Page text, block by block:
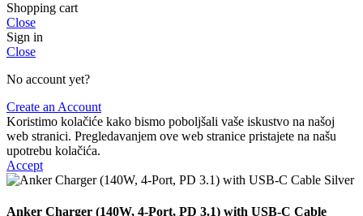
Shopping cart
Close
Sign in
Close
No account yet?
Create an Account
Koristimo kolačiće kako bismo poboljšali vaše iskustvo na našoj
web stranici. Pregledavanjem ove web stranice pristajete na našu
upotrebu kolačića.
Accept
Anker Charger (140W, 4-Port, PD 3.1) with USB-C Cable